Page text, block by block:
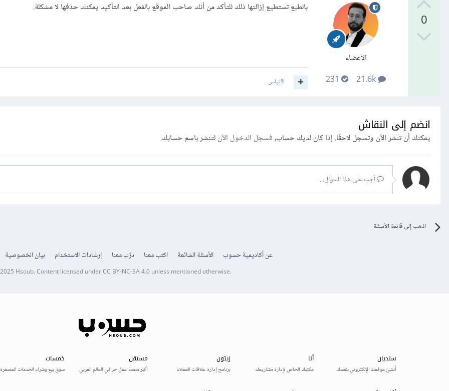
0
الأعضاء
بالطبع تستطيع إزالتها ذلك للتأكد من أنك صاحب الموقع بالفعل بعد التأكيد يمكنك حذفها لا مشكلة.
اقتباس
انضم إلى النقاش
يمكنك أن تنشر الآن وتسجل لاحقًا. إذا كان لديك حساب،فسجل الدخول الآنلتنشر باسم حسابك.
أجب على هذا السؤال...
اذهب إلى قائمة الأسئلة
عن أكاديمية حسوب الأسئلة الشائعة اكتب معنا درّب معنا إرشادات الاستخدام بيان الخصوصية
Hsoub.Content licensed underCC BY-NC-SA 4.0unless mentioned otherwise.